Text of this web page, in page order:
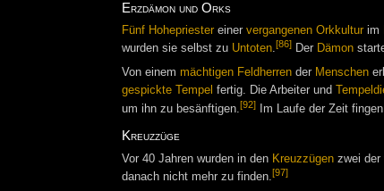
Erzdämon und Orks
Fünf Hohepriestereiner vergangenen Orkkulturim
wurden sie selbst zu Untoten.[86]Der Dämon
Von einem mächtigen Feldherrender Menschen
gespickte Tempel fertig. Die Arbeiter und
um ihn zu besänftigen. [92]Im Laufe der Zeit
Kreuzzüge
Vor 40 Jahren wurden in den Kreuzzügenzwei der
danach nicht mehr zu finden.[97]